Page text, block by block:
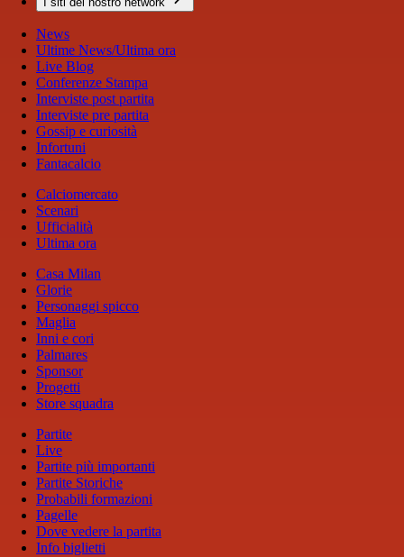
News
Ultime News/Ultima ora
Live Blog
Conferenze Stampa
Interviste post partita
Interviste pre partita
Gossip e curiosità
Infortuni
Fantacalcio
Calciomercato
Scenari
Ufficialità
Ultima ora
Casa Milan
Glorie
Personaggi spicco
Maglia
Inni e cori
Palmares
Sponsor
Progetti
Store squadra
Partite
Live
Partite più importanti
Partite Storiche
Probabili formazioni
Pagelle
Dove vedere la partita
Info biglietti